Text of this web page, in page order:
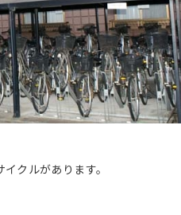
クルがあります。